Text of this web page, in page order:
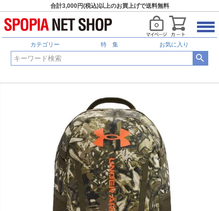
合計3,000円(税込)以上のお買上げで送料無料
カテゴリー 特 集 お気に入り